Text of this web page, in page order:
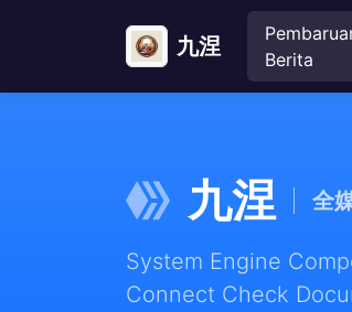
九涅
Berita
九涅 全
System Engine
Connect Check